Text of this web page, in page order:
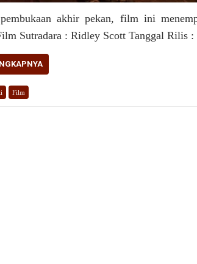
akhir pekan, film ini
Sutradara : Ridley Scott Tanggal Rilis
Film